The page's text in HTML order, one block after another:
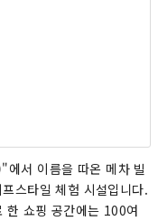
서 이름을 따온 메차 빌
스타일 체험 시설입니다.
한 쇼핑 공간에는 100여